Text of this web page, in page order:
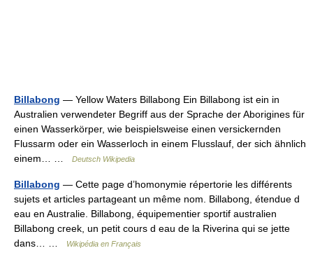
Billabong — Yellow Waters Billabong Ein Billabong ist ein in
Australien verwendeter Begriff aus der Sprache der Aborigines für
einen Wasserkörper, wie beispielsweise einen versickernden
Flussarm oder ein Wasserloch in einem Flusslauf, der sich ähnlich
einem… …
Deutsch Wikipedia
Billabong — Cette page d’homonymie répertorie les différents
sujets et articles partageant un même nom. Billabong, étendue d
eau en Australie. Billabong, équipementier sportif australien
Billabong creek, un petit cours d eau de la Riverina qui se jette
dans… …
Wikipédia en Français